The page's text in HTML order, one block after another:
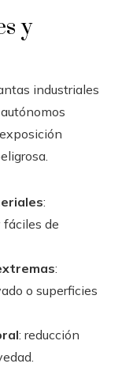
y
industriales
:
de
:
o superficies
: reducción